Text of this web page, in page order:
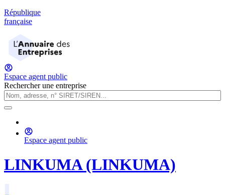
République
française
Espace agent public
Rechercher une entreprise
Espace agent public
LINKUMA (LINKUMA)